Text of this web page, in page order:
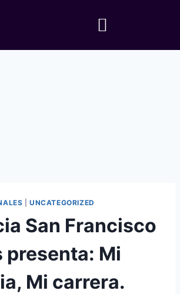
|UNCATEGORIZED
San Francisco
presenta: Mi
Mi carrera.